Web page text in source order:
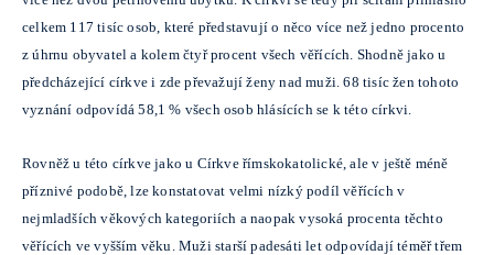
celkem 117 tisíc osob, které představují o něco více než jedno procento
z úhrnu obyvatel a kolem čtyř procent všech věřících. Shodně jako u
předcházející církve i zde převažují ženy nad muži. 68 tisíc žen tohoto
vyznání odpovídá 58,1 % všech osob hlásících se k této církvi.
Rovněž u této církve jako u Církve římskokatolické, ale v ještě méně
příznivé podobě, lze konstatovat velmi nízký podíl věřících v
nejmladších věkových kategoriích a naopak vysoká procenta těchto
věřících ve vyšším věku. Muži starší padesáti let odpovídají téměř třem